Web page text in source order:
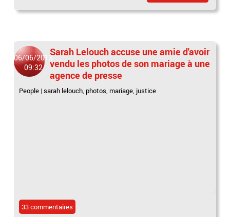
06/06/2013
09:32
Sarah Lelouch accuse une amie d'avoir
vendu les photos de son mariage à une
agence de presse
People |sarah lelouch, photos, mariage, justice
33 commentaires